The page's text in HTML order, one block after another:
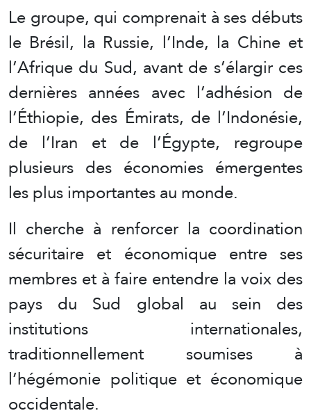
Le groupe, qui comprenait à ses débuts
le Brésil, la Russie, l’Inde, la Chine et
l’Afrique du Sud, avant de s’élargir ces
dernières années avec l’adhésion de
l’Éthiopie, des Émirats, de l’Indonésie,
de l’Iran et de l’Égypte, regroupe
plusieurs des économies émergentes
les plus importantes au monde.
Il cherche à renforcer la coordination
sécuritaire et économique entre ses
membres et à faire entendre la voix des
pays du Sud global au sein des
institutions internationales,
traditionnellement soumises à
l’hégémonie politique et économique
occidentale.